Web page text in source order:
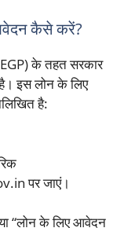
कैसे करें?
के तहत सरकार
इस लोन के लिए
है:
पर जाएं।
“लोन के लिए आवेदन